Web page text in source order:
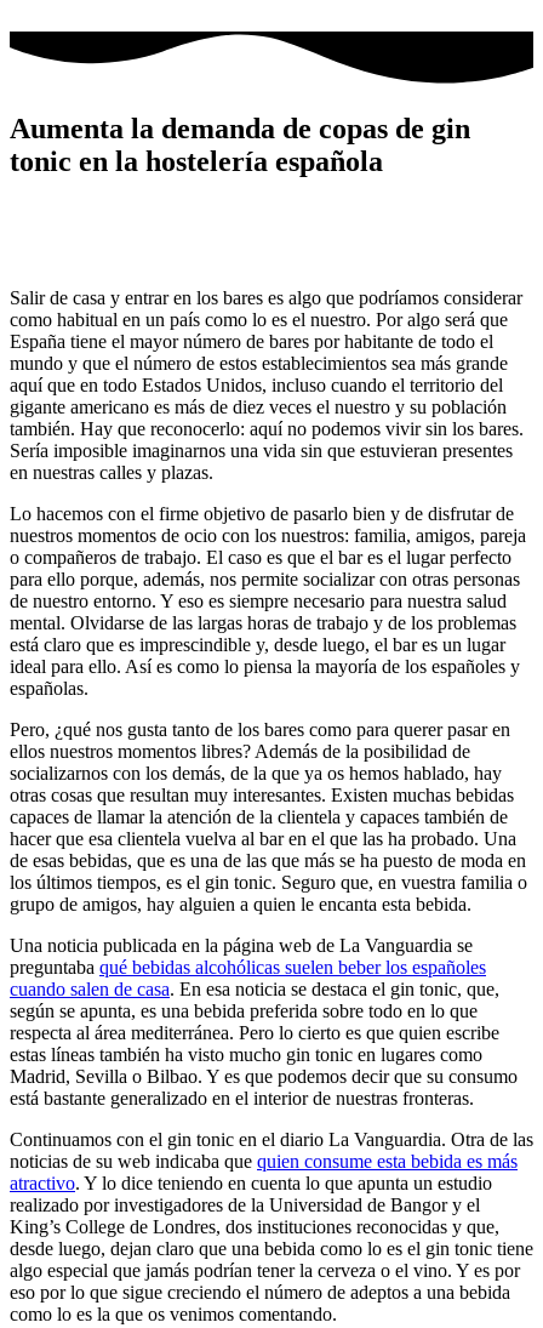
contenido
Aumenta la demanda de copas de gin
tonic en la hostelería española
Salir de casa y entrar en los bares es algo que podríamos considerar
como habitual en un país como lo es el nuestro. Por algo será que
España tiene el mayor número de bares por habitante de todo el
mundo y que el número de estos establecimientos sea más grande
aquí que en todo Estados Unidos, incluso cuando el territorio del
gigante americano es más de diez veces el nuestro y su población
también. Hay que reconocerlo: aquí no podemos vivir sin los bares.
Sería imposible imaginarnos una vida sin que estuvieran presentes
en nuestras calles y plazas.
Lo hacemos con el firme objetivo de pasarlo bien y de disfrutar de
nuestros momentos de ocio con los nuestros: familia, amigos, pareja
o compañeros de trabajo. El caso es que el bar es el lugar perfecto
para ello porque, además, nos permite socializar con otras personas
de nuestro entorno. Y eso es siempre necesario para nuestra salud
mental. Olvidarse de las largas horas de trabajo y de los problemas
está claro que es imprescindible y, desde luego, el bar es un lugar
ideal para ello. Así es como lo piensa la mayoría de los españoles y
españolas.
Pero, ¿qué nos gusta tanto de los bares como para querer pasar en
ellos nuestros momentos libres? Además de la posibilidad de
socializarnos con los demás, de la que ya os hemos hablado, hay
otras cosas que resultan muy interesantes. Existen muchas bebidas
capaces de llamar la atención de la clientela y capaces también de
hacer que esa clientela vuelva al bar en el que las ha probado. Una
de esas bebidas, que es una de las que más se ha puesto de moda en
los últimos tiempos, es el gin tonic. Seguro que, en vuestra familia o
grupo de amigos, hay alguien a quien le encanta esta bebida.
Una noticia publicada en la página web de La Vanguardia se
preguntaba qué bebidas alcohólicas suelen beber los españoles
cuando salen de casa. En esa noticia se destaca el gin tonic, que,
según se apunta, es una bebida preferida sobre todo en lo que
respecta al área mediterránea. Pero lo cierto es que quien escribe
estas líneas también ha visto mucho gin tonic en lugares como
Madrid, Sevilla o Bilbao. Y es que podemos decir que su consumo
está bastante generalizado en el interior de nuestras fronteras.
Continuamos con el gin tonic en el diario La Vanguardia. Otra de las
noticias de su web indicaba que quien consume esta bebida es más
atractivo. Y lo dice teniendo en cuenta lo que apunta un estudio
realizado por investigadores de la Universidad de Bangor y el
King’s College de Londres, dos instituciones reconocidas y que,
desde luego, dejan claro que una bebida como lo es el gin tonic tiene
algo especial que jamás podrían tener la cerveza o el vino. Y es por
eso por lo que sigue creciendo el número de adeptos a una bebida
como lo es la que os venimos comentando.